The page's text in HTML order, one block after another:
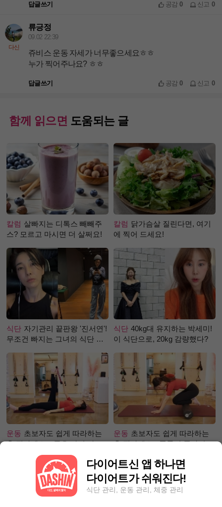
답글쓰기 공감0 신고 0
다신
류긍정
09.02 22:39
쥬비스 운동 자세가 너무좋으세요ㅎㅎ
누가 찍어주나요? ㅎㅎ
답글쓰기 공감0 신고 0
함께 읽으면 도움되는 글
칼럼 살빠지는 디톡스 빼빼주
스? 모르고 마시면 더 살쩌요!
칼럼 닭가슴살 질린다면, 여기
에 찍어 드세요!
식단 자기관리 끝판왕 '진서연'!
무조건 빠지는 그녀의 식단 정
식단 40kg대 유지하는 박세미!
이 식단으로, 20kg 감량했다?
운동 초보자도 쉽게 따라하는
홈 필라테스 – 곧은 다리 라인
운동 초보자도 쉽게 따라하는
홈 필라테스 - 폼롤러 종아리 알
다이어트신 앱 하나면
다이어트가 쉬워진다!
식단 관리, 운동 관리, 체중 관리